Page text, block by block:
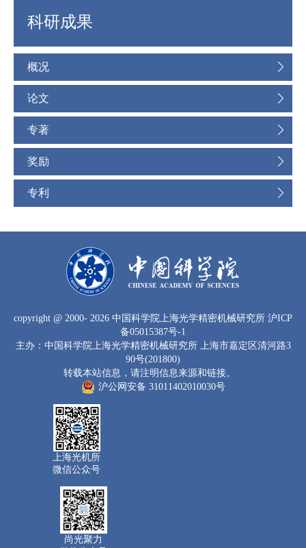
科研成果
概况
论文
专著
奖励
专利
copyright @ 2000- 2026 中国科学院上海光学精密机械研究所 沪ICP
备05015387号-1
主办：中国科学院上海光学精密机械研究所 上海市嘉定区清河路3
90号(201800)
转载本站信息，请注明信息来源和链接。
沪公网安备 31011402010030号
上海光机所
微信公众号
尚光聚力